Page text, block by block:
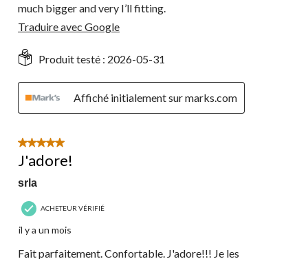
much bigger and very I’ll fitting.
Traduire avec Google
Produit testé : 2026-05-31
Affiché initialement sur marks.com
5 étoile(s) sur 5.
J'adore!
srla
ACHETEUR VÉRIFIÉ
il y a un mois
Fait parfaitement. Confortable. J'adore!!! Je les